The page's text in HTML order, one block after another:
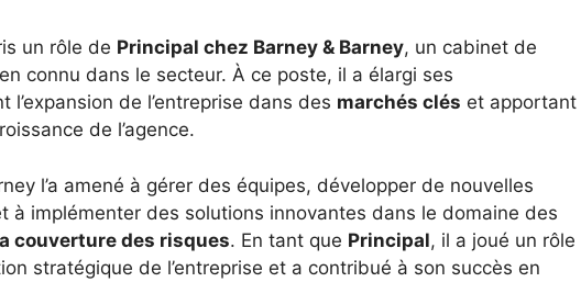
un rôle de Principal chez Barney & Barney, un cabinet de
connu dans le secteur. À ce poste, il a élargi ses
de l’entreprise dans des marchés clés et apportant
de l’agence.
l’a amené à gérer des équipes, développer de nouvelles
à implémenter des solutions innovantes dans le domaine des
couverture des risques. En tant que Principal, il a joué un rôle
stratégique de l’entreprise et a contribué à son succès en